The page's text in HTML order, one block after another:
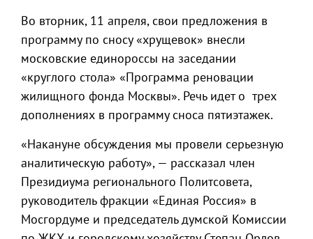
Во вторник, 11 апреля, свои предложения в
программу по сносу «хрущевок» внесли
московские единороссы на заседании
«круглого стола» «Программа реновации
жилищного фонда Москвы». Речь идет о трех
дополнениях в программу сноса пятиэтажек.
«Накануне обсуждения мы провели серьезную
аналитическую работу», — рассказал член
Президиума регионального Политсовета,
руководитель фракции «Единая Россия» в
Мосгордуме и председатель думской Комиссии